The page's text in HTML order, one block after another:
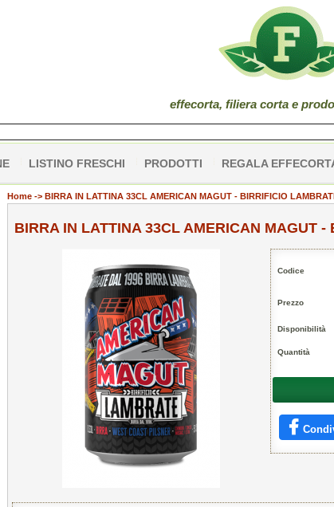
effecorta, filiera corta e
LISTINO FRESCHI PRODOTTI REGALA
Home-> BIRRA IN LATTINA 33CL AMERICAN MAGUT - BIRRIFICIO
BIRRA IN LATTINA 33CL AMERICAN MAGUT -
Codice
Prezzo
Disponibilità
Quantità